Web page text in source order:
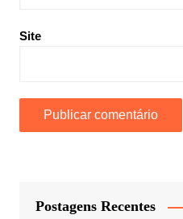
Site
Postagens Recentes